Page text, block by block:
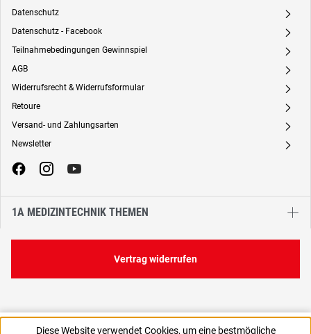
154,70 €
Datenschutz A
Datenschutz - Facebook A
Teilnahmebedingungen Gewinnspiel A
AGB A
Widerrufsrecht & Widerrufsformular A
Retoure A
Versand- und Zahlungsarten A
Newsletter A
1A MEDIZINTECHNIK THEMEN
Vertrag widerrufen
Diese Website verwendet Cookies, um eine bestmögliche